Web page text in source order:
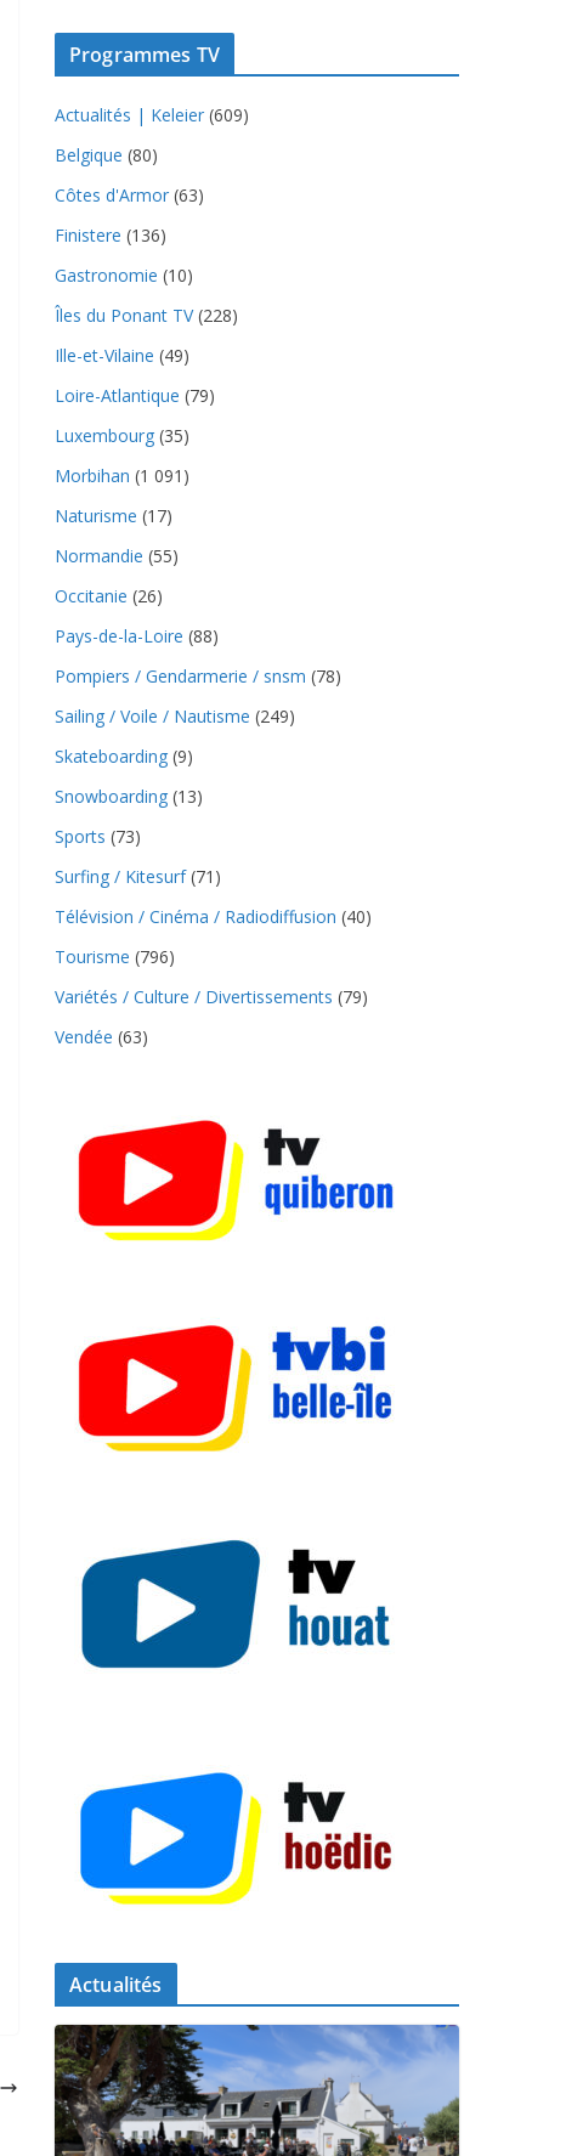
Programmes TV
Actualités | Keleier (609)
Belgique (80)
Côtes d'Armor (63)
Finistere (136)
Gastronomie (10)
Îles du Ponant TV(228)
Ille-et-Vilaine (49)
Loire-Atlantique (79)
Luxembourg (35)
Morbihan (1 091)
Naturisme (17)
Normandie (55)
Occitanie (26)
Pays-de-la-Loire (88)
Pompiers / Gendarmerie / snsm (78)
Sailing / Voile / Nautisme (249)
Skateboarding (9)
Snowboarding (13)
Sports (73)
Surfing / Kitesurf(71)
Télévision / Cinéma / Radiodiffusion (40)
Tourisme (796)
Variétés / Culture / Divertissements (79)
Vendée (63)
Actualités